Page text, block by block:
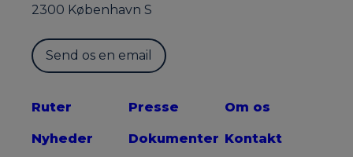
2300 København S
Send os en email
Ruter
Nyheder
Presse
Dokumenter
Om os
Kontakt